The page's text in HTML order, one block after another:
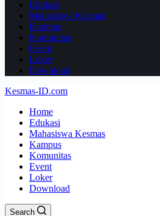
Edukasi
Mahasiswa Kesmas
Kampus
Komunitas
Event
Loker
Download
Kesmas-ID.com
Home
Edukasi
Mahasiswa Kesmas
Kampus
Komunitas
Event
Loker
Download
Search